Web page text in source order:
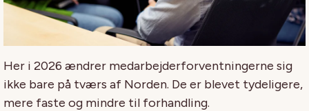
Her i 2026 ændrer medarbejderforventningerne sig
ikke bare på tværs af Norden. De er blevet tydeligere,
mere faste og mindre til forhandling.